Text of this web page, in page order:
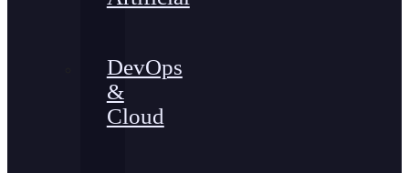
DevOps
&
Cloud